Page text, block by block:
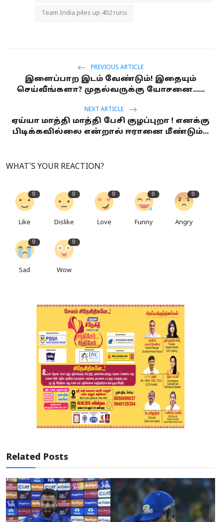
Team India piles up 402 runs
PREVIOUS ARTICLE
இளைப்பாற இடம் வேண்டும்! இதையும்
செய்வீங்களா? முதல்வருக்கு யோசனை......
NEXT ARTICLE
ஏய்யா மாத்தி மாத்தி பேசி குழப்புறா ! எனக்கு
பிடிக்கவில்லை என்றால் ஈரானை மீண்டும்...
WHAT'S YOUR REACTION?
0
Like
0
Dislike
0
Love
0
Funny
0
Angry
0
Sad
0
Wow
Related Posts